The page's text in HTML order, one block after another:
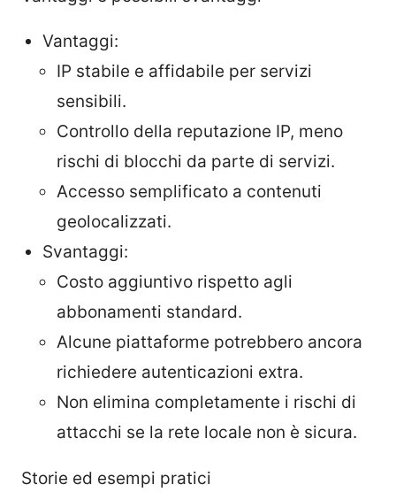
Vantaggi:
IP stabile e affidabile per servizi
sensibili.
Controllo della reputazione IP, meno
rischi di blocchi da parte di servizi.
Accesso semplificato a contenuti
geolocalizzati.
Svantaggi:
Costo aggiuntivo rispetto agli
abbonamenti standard.
Alcune piattaforme potrebbero ancora
richiedere autenticazioni extra.
Non elimina completamente i rischi di
attacchi se la rete locale non è sicura.
Storie ed esempi pratici